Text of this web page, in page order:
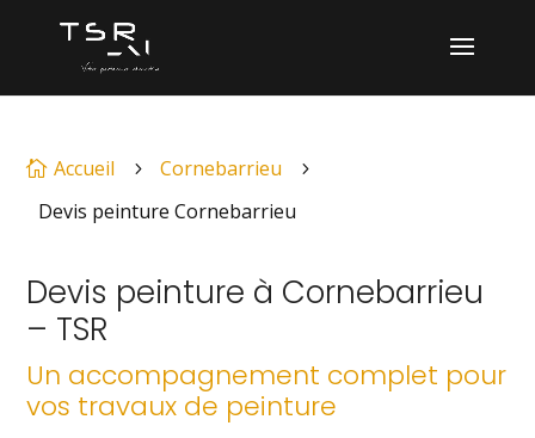
 Accueil 5 Cornebarrieu 5
Devis peinture Cornebarrieu
Devis peinture à Cornebarrieu
– TSR
Un accompagnement complet pour
vos travaux de peinture